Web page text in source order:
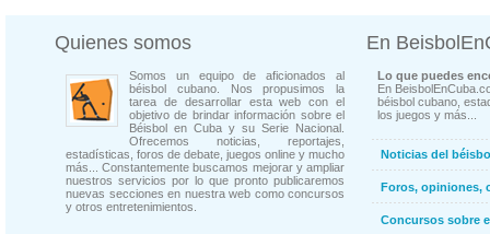
Quienes somos
Somos un equipo de aficionados al
béisbol cubano. Nos propusimos la
tarea de desarrollar esta web con el
objetivo de brindar información sobre el
Béisbol en Cuba y su Serie Nacional.
Ofrecemos noticias, reportajes,
estadísticas, foros de debate, juegos online y mucho
más... Constantemente buscamos mejorar y ampliar
nuestros servicios por lo que pronto publicaremos
nuevas secciones en nuestra web como concursos
y otros entretenimientos.
En
Lo que puedes
En
béisbol cubano,
los juegos y más...
Noticias del
Foros, opiniones,
Concursos sobre